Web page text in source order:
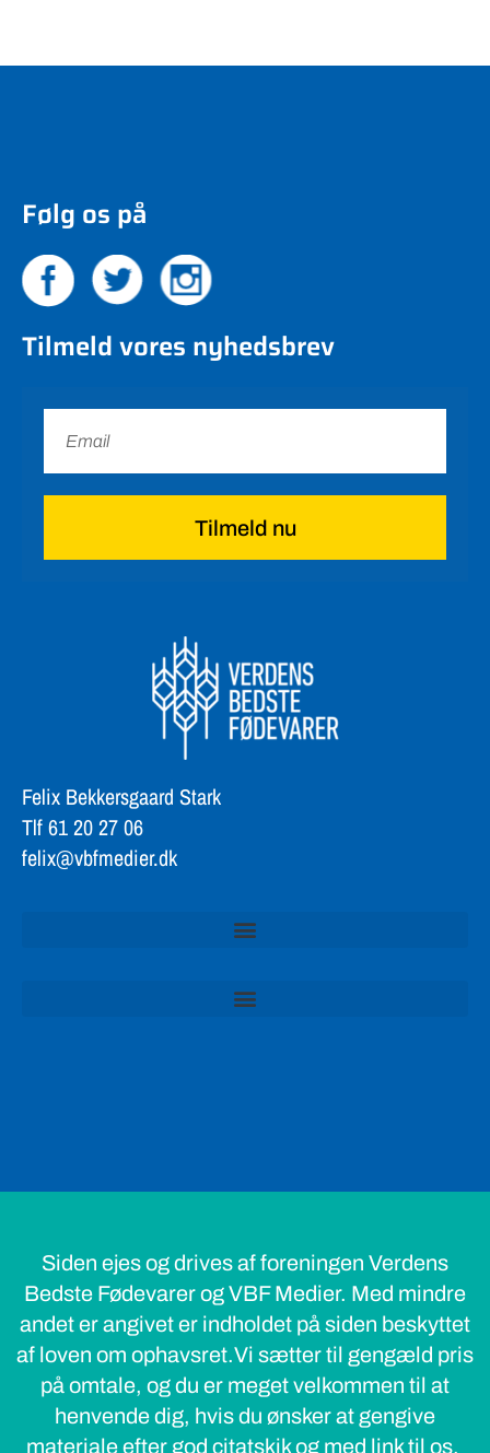
Følg os på
Tilmeld vores nyhedsbrev
Tilmeld nu
Felix Bekkersgaard Stark
Tlf 61 20 27 06
felix@vbfmedier.dk
Siden ejes og drives af foreningen Verdens
Bedste Fødevarer og VBF Medier. Med mindre
andet er angivet er indholdet på siden beskyttet
af loven om ophavsret.Vi sætter til gengæld pris
på omtale, og du er meget velkommen til at
henvende dig, hvis du ønsker at gengive
materiale efter god citatskik og med link til os.